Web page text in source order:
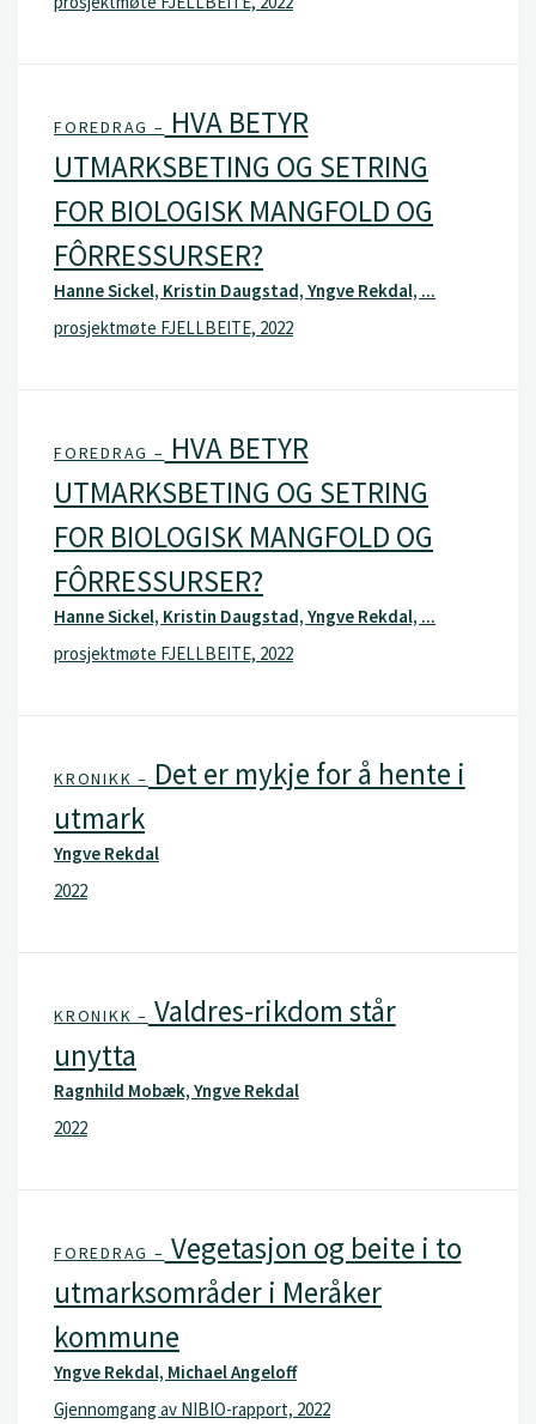
FOREDRAG – HVA BETYR
UTMARKSBETING OG SETRING
FOR BIOLOGISK MANGFOLD OG
FÔRRESSURSER?
Hanne Sickel, Kristin Daugstad, Yngve Rekdal, ...
prosjektmøte FJELLBEITE, 2022
FOREDRAG – HVA BETYR
UTMARKSBETING OG SETRING
FOR BIOLOGISK MANGFOLD OG
FÔRRESSURSER?
Hanne Sickel, Kristin Daugstad, Yngve Rekdal, ...
prosjektmøte FJELLBEITE, 2022
KRONIKK – Det er mykje for å hente i
utmark
Yngve Rekdal
2022
KRONIKK – Valdres-rikdom står
unytta
Ragnhild Mobæk, Yngve Rekdal
2022
FOREDRAG – Vegetasjon og beite i to
utmarksområder i Meråker
kommune
Yngve Rekdal, Michael Angeloff
Gjennomgang av NIBIO-rapport, 2022